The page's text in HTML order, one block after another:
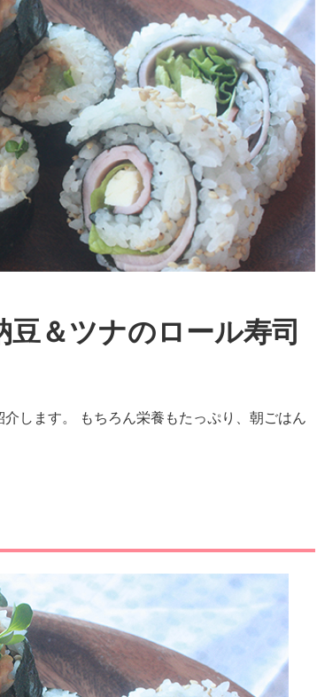
＆ツナのロール寿司
します。 もちろん栄養もたっぷり、朝ごはん